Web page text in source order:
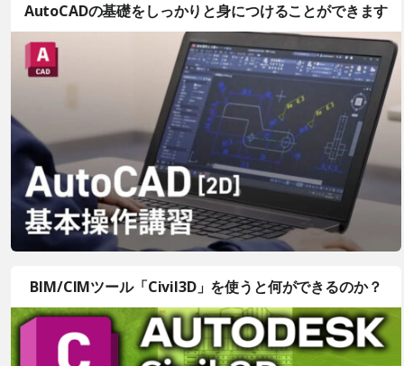
AutoCADの基礎をしっかりと身につけることができます
BIM/CIMツール「Civil3D」を使うと何ができるのか？